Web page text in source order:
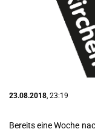
23.08.2018 , 23:19
Bereits eine Woche